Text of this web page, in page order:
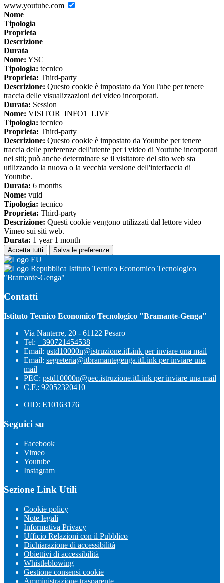
www.youtube.com
Nome
Tipologia
Proprieta
Descrizione
Durata
Nome: YSC
Tipologia: tecnico
Proprieta: Third-party
Descrizione: Questo cookie è impostato da YouTube per tenere
traccia delle visualizzazioni dei video incorporati.
Durata: Session
Nome: VISITOR_INFO1_LIVE
Tipologia: tecnico
Proprieta: Third-party
Descrizione: Questo cookie è impostato da Youtube per tenere
traccia delle preferenze dell'utente per i video di Youtube incorporati
nei siti; può anche determinare se il visitatore del sito web sta
utilizzando la nuova o la vecchia versione dell'interfaccia di
Youtube.
Durata: 6 months
Nome: vuid
Tipologia: tecnico
Proprieta: Third-party
Descrizione: Questi cookie vengono utilizzati dal lettore video
Vimeo sui siti web.
Durata: 1 year 1 month
Accetta tutti Salva le preferenze
Istituto Tecnico Economico Tecnologico
"Bramante-Genga"
Contatti
Istituto Tecnico Economico Tecnologico "Bramante-Genga"
Via Nanterre, 20 - 61122 Pesaro
Tel: +390721454538
Email: pstd10000n@istruzione.itLink per inviare una mail
Email: segreteria@itbramantegenga.itLink per inviare una
mail
PEC: pstd10000n@pec.istruzione.itLink per inviare una mail
C.F.: 92052320410
OID: E10163176
Seguici su
Facebook
Vimeo
Youtube
Instagram
Sezione Link Utili
Cookie policy
Note legali
Informativa Privacy
Ufficio Relazioni con il Pubblico
Dichiarazione di accessibilità
Obiettivi di accessibilità
Whistleblowing
Gestione consensi cookie
Amministrazione trasparente